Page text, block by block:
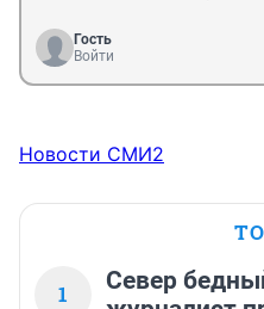
Гость
Войти
Новости СМИ2
1
Север